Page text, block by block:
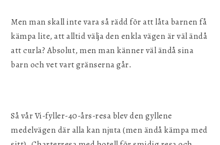
Men man skall inte vara så rädd för att låta barnen få
kämpa lite, att alltid välja den enkla vägen är väl ändå
att curla? Absolut, men man känner väl ändå sina
barn och vet vart gränserna går.
Så vår Vi-fyller-40-års-resa blev den gyllene
medelvägen där alla kan njuta (men ändå kämpa med